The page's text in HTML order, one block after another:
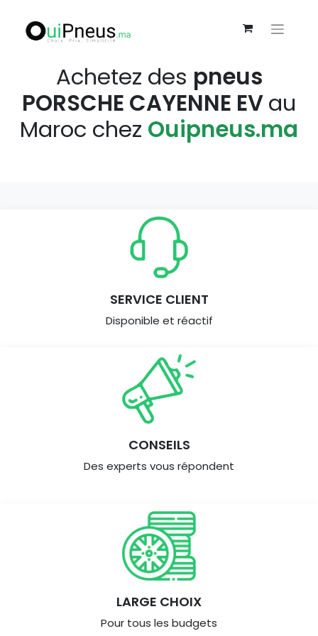
Achetez des pneus
PORSCHE CAYENNE EVau
Maroc chez Ouipneus.ma
SERVICE CLIENT
Disponible et réactif
CONSEILS
Des experts vous répondent
LARGE CHOIX
Pour tous les budgets